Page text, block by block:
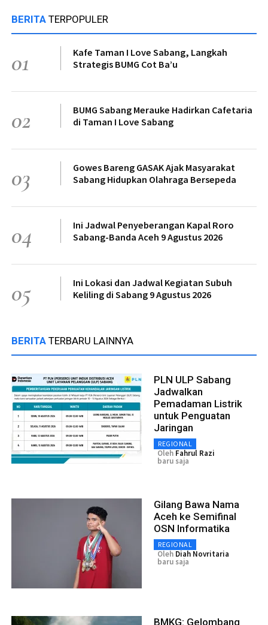
BERITA TERPOPULER
01
Kafe Taman I Love Sabang, Langkah
Strategis BUMG Cot Ba’u
02
BUMG Sabang Merauke Hadirkan Cafetaria
di Taman I Love Sabang
03
Gowes Bareng GASAK Ajak Masyarakat
Sabang Hidupkan Olahraga Bersepeda
04
Ini Jadwal Penyeberangan Kapal Roro
Sabang-Banda Aceh 9 Agustus 2026
05
Ini Lokasi dan Jadwal Kegiatan Subuh
Keliling di Sabang 9 Agustus 2026
BERITA TERBARU LAINNYA
PLN ULP Sabang
Jadwalkan
Pemadaman Listrik
untuk Penguatan
Jaringan
REGIONAL
Oleh Fahrul Razi
baru saja
Gilang Bawa Nama
Aceh ke Semifinal
OSN Informatika
REGIONAL
Oleh Diah Novritaria
baru saja
BMKG: Gelombang